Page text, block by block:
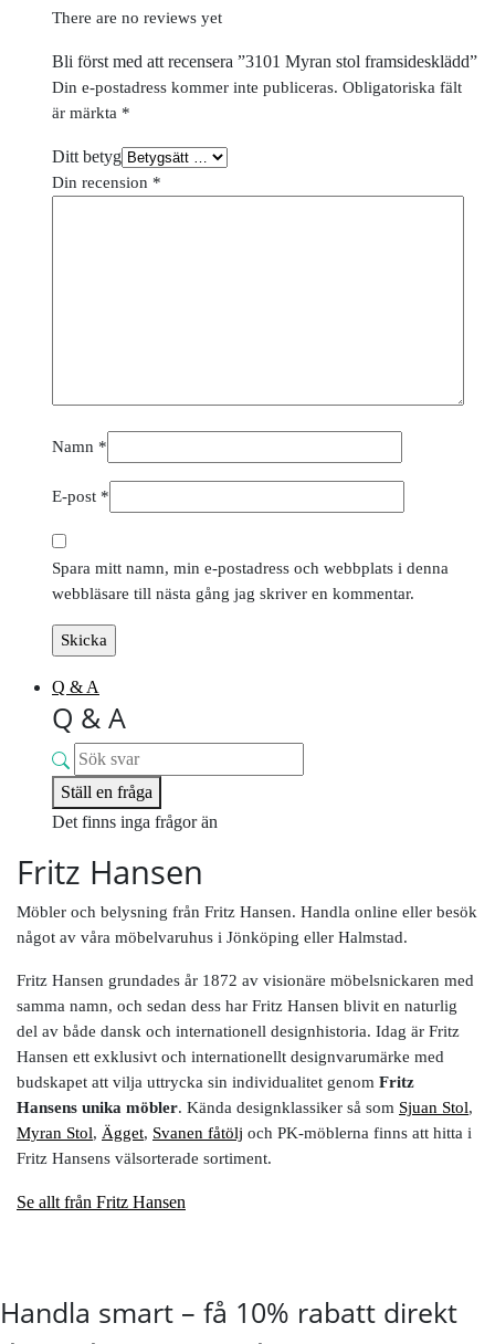
There are no reviews yet
Bli först med att recensera ”3101 Myran stol framsidesklädd”
Din e-postadress kommer inte publiceras. Obligatoriska fält
är märkta *
Ditt betyg
Din recension *
Namn *
E-post *
Spara mitt namn, min e-postadress och webbplats i denna
webbläsare till nästa gång jag skriver en kommentar.
Q & A
Q & A
Ställ en fråga
Det finns inga frågor än
Fritz Hansen
Möbler och belysning från Fritz Hansen. Handla online eller besök
något av våra möbelvaruhus i Jönköping eller Halmstad.
Fritz Hansen grundades år 1872 av visionäre möbelsnickaren med
samma namn, och sedan dess har Fritz Hansen blivit en naturlig
del av både dansk och internationell designhistoria. Idag är Fritz
Hansen ett exklusivt och internationellt designvarumärke med
budskapet att vilja uttrycka sin individualitet genom Fritz
Hansens unika möbler. Kända designklassiker så som Sjuan Stol,
Myran Stol, Ägget, Svanen fåtölj och PK-möblerna finns att hitta i
Fritz Hansens välsorterade sortiment.
Se allt från Fritz Hansen
Handla smart – få 10% rabatt direkt